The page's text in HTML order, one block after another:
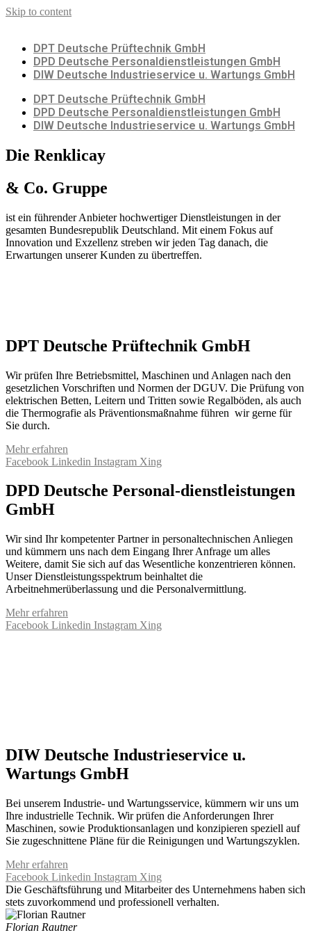
Skip to content
DPT Deutsche Prüftechnik GmbH
DPD Deutsche Personaldienstleistungen GmbH
DIW Deutsche Industrieservice u. Wartungs GmbH
DPT Deutsche Prüftechnik GmbH
DPD Deutsche Personaldienstleistungen GmbH
DIW Deutsche Industrieservice u. Wartungs GmbH
Die Renklicay
& Co. Gruppe
ist ein führender Anbieter hochwertiger Dienstleistungen in der
gesamten Bundesrepublik Deutschland. Mit einem Fokus auf
Innovation und Exzellenz streben wir jeden Tag danach, die
Erwartungen unserer Kunden zu übertreffen.
DPT Deutsche Prüftechnik GmbH
Wir prüfen Ihre Betriebsmittel, Maschinen und Anlagen nach den
gesetzlichen Vorschriften und Normen der DGUV. Die Prüfung von
elektrischen Betten, Leitern und Tritten sowie Regalböden, als auch
die Thermografie als Präventionsmaßnahme führen wir gerne für
Sie durch.
Mehr erfahren
Facebook Linkedin Instagram Xing
DPD Deutsche Personal-dienstleistungen
GmbH
Wir sind Ihr kompetenter Partner in personaltechnischen Anliegen
und kümmern uns nach dem Eingang Ihrer Anfrage um alles
Weitere, damit Sie sich auf das Wesentliche konzentrieren können.
Unser Dienstleistungsspektrum beinhaltet die
Arbeitnehmerüberlassung und die Personalvermittlung.
Mehr erfahren
Facebook Linkedin Instagram Xing
DIW Deutsche Industrieservice u.
Wartungs GmbH
Bei unserem Industrie- und Wartungsservice, kümmern wir uns um
Ihre industrielle Technik. Wir prüfen die Anforderungen Ihrer
Maschinen, sowie Produktionsanlagen und konzipieren speziell auf
Sie zugeschnittene Pläne für die Reinigungen und Wartungszyklen.
Mehr erfahren
Facebook Linkedin Instagram Xing
Die Geschäftsführung und Mitarbeiter des Unternehmens haben sich
stets zuvorkommend und professionell verhalten.
Florian Rautner